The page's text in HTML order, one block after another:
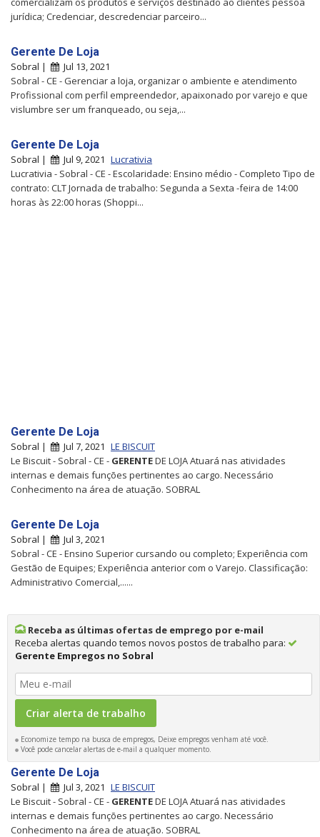
jurídica; Credenciar, descredenciar parceiro...
Gerente De Loja
Sobral |
Jul 13, 2021
Sobral - CE - Gerenciar a loja, organizar o ambiente e atendimento
Profissional com perfil empreendedor, apaixonado por varejo e que
vislumbre ser um franqueado, ou seja,...
Gerente De Loja
Sobral | Jul 9, 2021 Lucrativia
Lucrativia - Sobral - CE - Escolaridade: Ensino médio - Completo Tipo de
contrato: CLT Jornada de trabalho: Segunda a Sexta -feira de 14:00
horas às 22:00 horas (Shoppi...
Gerente De Loja
Sobral | Jul 7, 2021 LE BISCUIT
Le Biscuit - Sobral - CE - GERENTEDE LOJA Atuará nas atividades
internas e demais funções pertinentes ao cargo. Necessário
Conhecimento na área de atuação. SOBRAL
Gerente De Loja
Sobral |
Jul 3, 2021
Sobral - CE - Ensino Superior cursando ou completo; Experiência com
Gestão de Equipes; Experiência anterior com o Varejo. Classificação:
Administrativo Comercial,......
Receba as últimas ofertas de emprego por e-mail
Receba alertas quando temos novos postos de trabalho para:
Gerente Empregos no Sobral
Economize tempo na busca de empregos, Deixe empregos venham até você.
Você pode cancelar alertas de e-mail a qualquer momento.
Gerente De Loja
Sobral | Jul 3, 2021 LE BISCUIT
Le Biscuit - Sobral - CE - GERENTEDE LOJA Atuará nas atividades
internas e demais funções pertinentes ao cargo. Necessário
Conhecimento na área de atuação. SOBRAL